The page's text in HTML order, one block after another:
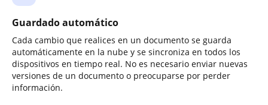
Guardado automático
Cada cambio que realices en un documento se guarda
automáticamente en la nube y se sincroniza en todos los
dispositivos en tiempo real. No es necesario enviar nuevas
versiones de un documento o preocuparse por perder
información.